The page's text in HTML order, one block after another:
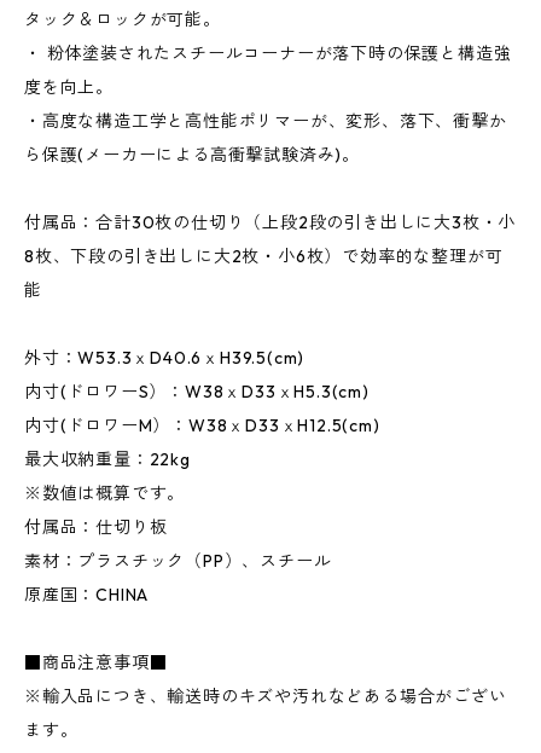
タック＆ロックが可能。
・ 粉体塗装されたスチールコーナーが落下時の保護と構造強
度を向上。
・高度な構造工学と高性能ポリマーが、変形、落下、衝撃か
ら保護(メーカーによる高衝撃試験済み)。
付属品：合計30枚の仕切り（上段2段の引き出しに大3枚・小
8枚、下段の引き出しに大2枚・小6枚）で効率的な整理が可
能
外寸：W53.3ｘD40.6ｘH39.5(cm)
内寸(ドロワーS）：W38ｘD33ｘH5.3(cm)
内寸(ドロワーM）：W38ｘD33ｘH12.5(cm)
最大収納重量：22kg
※数値は概算です。
付属品：仕切り板
素材：プラスチック（PP）、スチール
原産国：CHINA
■商品注意事項■
※輸入品につき、輸送時のキズや汚れなどある場合がござい
ます。